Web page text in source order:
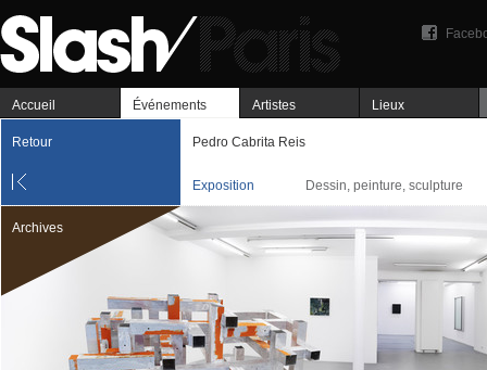
Accueil Événements Artistes Lieux
Retour Pedro Cabrita Reis
Exposition Dessin, peinture, sculpture
Archives